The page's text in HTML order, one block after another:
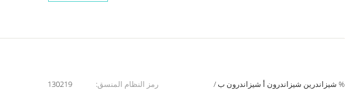
مستخلص شيزاندرا 1%-5% شيزاندرين شيزاندرون أ شيزاندرون ب /
رمز النظام المنسق: 130219